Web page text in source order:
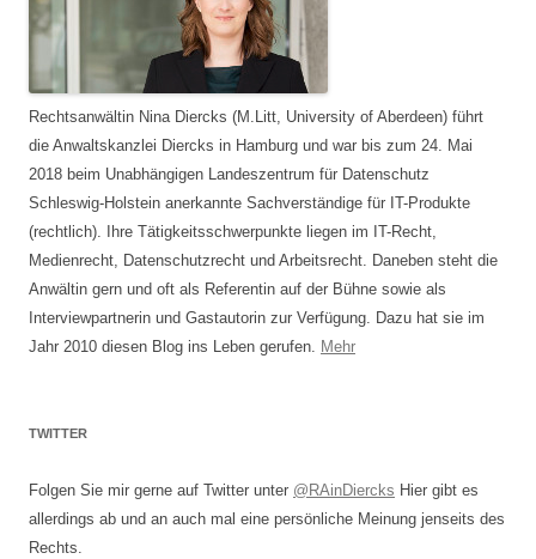
Rechtsanwältin Nina Diercks (M.Litt, University of Aberdeen) führt
die Anwaltskanzlei Diercks in Hamburg und war bis zum 24. Mai
2018 beim Unabhängigen Landeszentrum für Datenschutz
Schleswig-Holstein anerkannte Sachverständige für IT-Produkte
(rechtlich). Ihre Tätigkeitsschwerpunkte liegen im IT-Recht,
Medienrecht, Datenschutzrecht und Arbeitsrecht. Daneben steht die
Anwältin gern und oft als Referentin auf der Bühne sowie als
Interviewpartnerin und Gastautorin zur Verfügung. Dazu hat sie im
Jahr 2010 diesen Blog ins Leben gerufen. Mehr
TWITTER
Folgen Sie mir gerne auf Twitter unter @RAinDiercks Hier gibt es
allerdings ab und an auch mal eine persönliche Meinung jenseits des
Rechts.